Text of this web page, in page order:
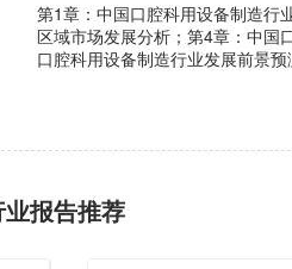
第1章：中国口腔科用设备制造行
区域市场发展分析；第4章：中国
口腔科用设备制造行业发展前景
报告推荐